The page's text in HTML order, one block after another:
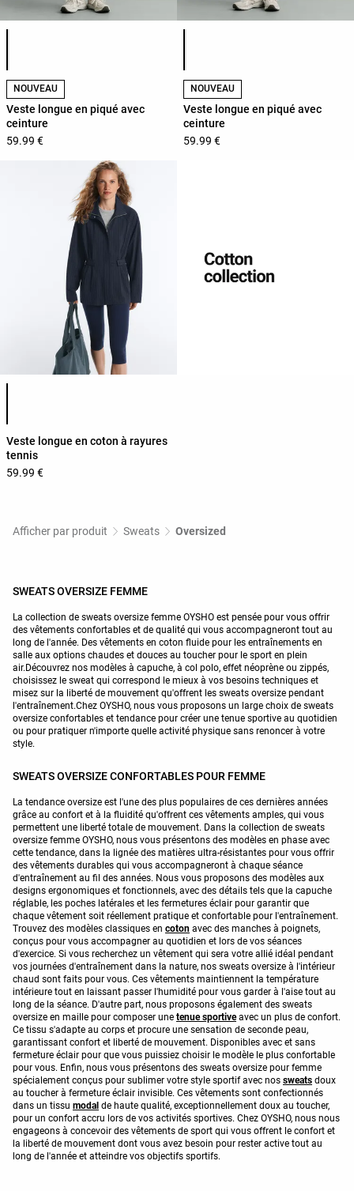
Liste des couleurs du produit
NOUVEAU
Veste longue en piqué avec
ceinture
59.99 €
Liste des couleurs du produit
NOUVEAU
Veste longue en piqué avec
ceinture
59.99 €
Veste longue en coton à rayures
tennis
59.99 €
Afficher par produit Sweats Oversized
SWEATS OVERSIZE FEMME
La collection de sweats oversize femme OYSHO est pensée pour vous offrir
des vêtements confortables et de qualité qui vous accompagneront tout au
long de l'année. Des vêtements en coton fluide pour les entraînements en
salle aux options chaudes et douces au toucher pour le sport en plein
air.Découvrez nos modèles à capuche, à col polo, effet néoprène ou zippés,
choisissez le sweat qui correspond le mieux à vos besoins techniques et
misez sur la liberté de mouvement qu'offrent les sweats oversize pendant
l'entraînement.Chez OYSHO, nous vous proposons un large choix de sweats
oversize confortables et tendance pour créer une tenue sportive au quotidien
ou pour pratiquer n'importe quelle activité physique sans renoncer à votre
style.
SWEATS OVERSIZE CONFORTABLES POUR FEMME
La tendance oversize est l'une des plus populaires de ces dernières années
grâce au confort et à la fluidité qu'offrent ces vêtements amples, qui vous
permettent une liberté totale de mouvement. Dans la collection de sweats
oversize femme OYSHO, nous vous présentons des modèles en phase avec
cette tendance, dans la lignée des matières ultra-résistantes pour vous offrir
des vêtements durables qui vous accompagneront à chaque séance
d'entraînement au fil des années. Nous vous proposons des modèles aux
designs ergonomiques et fonctionnels, avec des détails tels que la capuche
réglable, les poches latérales et les fermetures éclair pour garantir que
chaque vêtement soit réellement pratique et confortable pour l'entraînement.
Trouvez des modèles classiques en coton avec des manches à poignets,
conçus pour vous accompagner au quotidien et lors de vos séances
d'exercice. Si vous recherchez un vêtement qui sera votre allié idéal pendant
vos journées d'entraînement dans la nature, nos sweats oversize à l'intérieur
chaud sont faits pour vous. Ces vêtements maintiennent la température
intérieure tout en laissant passer l'humidité pour vous garder à l'aise tout au
long de la séance. D'autre part, nous proposons également des sweats
oversize en maille pour composer une tenue sportiveavec un plus de confort.
Ce tissu s'adapte au corps et procure une sensation de seconde peau,
garantissant confort et liberté de mouvement. Disponibles avec et sans
fermeture éclair pour que vous puissiez choisir le modèle le plus confortable
pour vous. Enfin, nous vous présentons des sweats oversize pour femme
spécialement conçus pour sublimer votre style sportif avec nos sweats doux
au toucher à fermeture éclair invisible. Ces vêtements sont confectionnés
dans un tissu modal de haute qualité, exceptionnellement doux au toucher,
pour un confort accru lors de vos activités sportives. Chez OYSHO, nous nous
engageons à concevoir des vêtements de sport qui vous offrent le confort et
la liberté de mouvement dont vous avez besoin pour rester active tout au
long de l'année et atteindre vos objectifs sportifs.